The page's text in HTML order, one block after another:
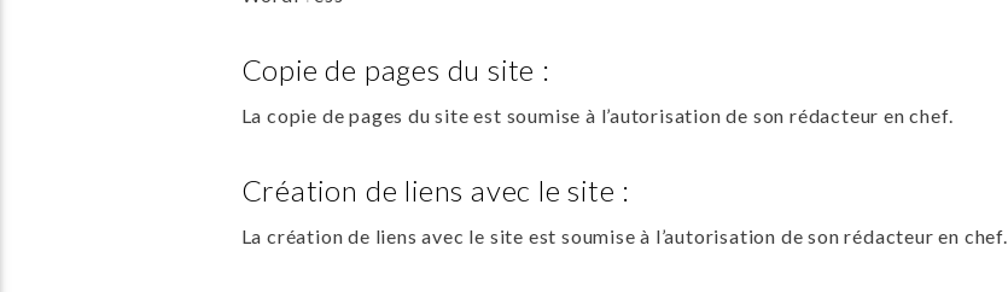
Copie de pages du site :
La copie de pages du site est soumise à l’autorisation de son rédacteur en chef.
Création de liens avec le site :
La création de liens avec le site est soumise à l’autorisation de son rédacteur en chef.